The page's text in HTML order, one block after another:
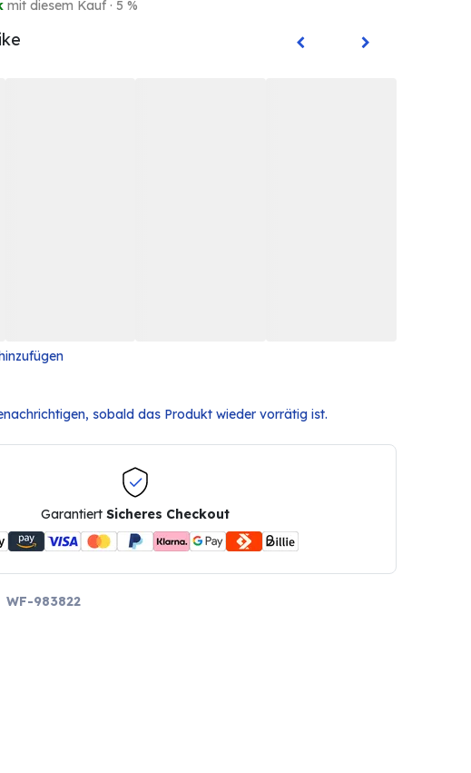
mit diesem Kauf · 5 %
sobald das Produkt wieder vorrätig ist.
GarantiertSicheres Checkout
WF-983822